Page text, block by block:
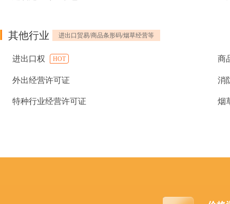
其他行业 进出口贸易/商品条形码/烟草经营等
进出口权 HOT 商
外出经营许可证 消
特种行业经营许可证 烟